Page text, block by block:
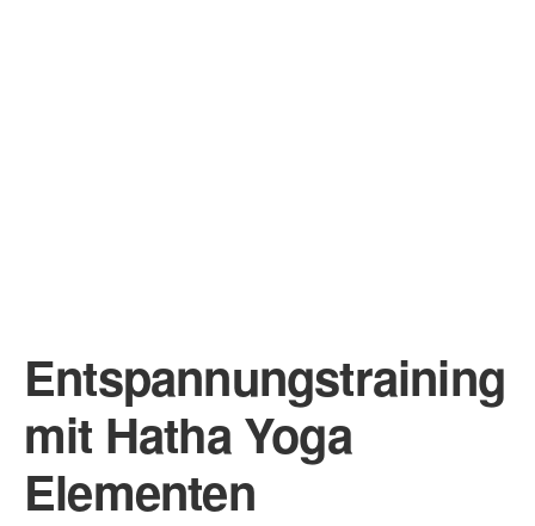
Entspannungstraining
mit Hatha Yoga
Elementen